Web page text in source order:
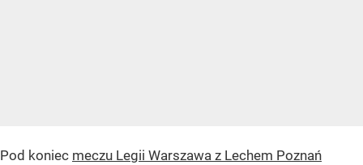
Pod koniec meczu Legii Warszawa z Lechem Poznań